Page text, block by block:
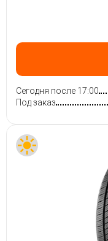
Сегодня после 17:00
Под заказ